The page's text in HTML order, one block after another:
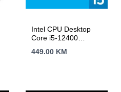
Intel CPU Desktop
Core i5-12400
LGA1700) tray
449.00 KM